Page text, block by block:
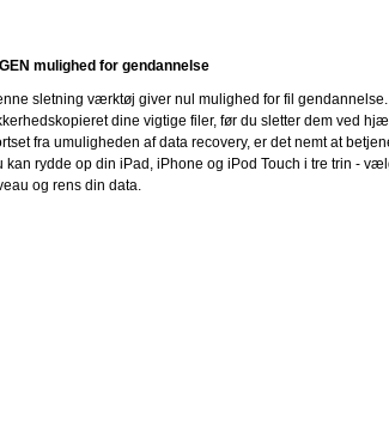
mulighed for gendannelse
sletning værktøj giver nul mulighed for fil
dine vigtige filer, før du sletter dem ved
fra umuligheden af data recovery, er det nemt at
kan rydde op din iPad, iPhone og iPod Touch i tre trin -
og rens din data.